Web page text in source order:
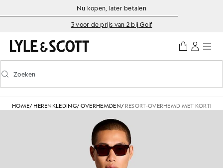
Ga naar de hoofdinhoud
Informatie over toegankelijkheid
Nu kopen, later betalen
3 voor de prijs van 2 bij Golf
Voorspellend zoeken in- of uitschakelen
Zoeken
HOME/ HERENKLEDING/OVERHEMDEN/ RESORT-OVERHEMD MET KORTE